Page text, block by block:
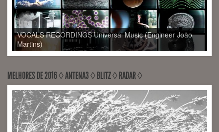
Provisional Figures de Marco Martins (Engineer Sérgio
Milhano)
MELHORES DE 2016 ◊ ANTENA3 ◊ BLITZ ◊ RADAR ◊